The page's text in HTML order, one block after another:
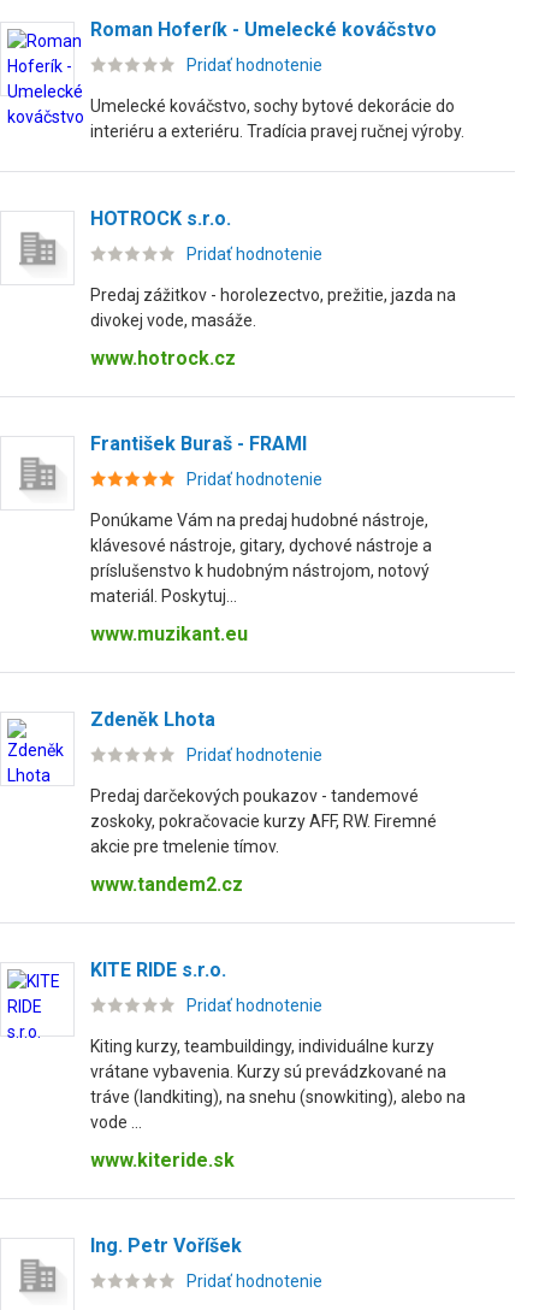
Roman Hoferík - Umelecké kováčstvo
Pridať hodnotenie
Umelecké kováčstvo, sochy bytové dekorácie do
interiéru a exteriéru. Tradícia pravej ručnej výroby.
HOTROCK s.r.o.
Pridať hodnotenie
Predaj zážitkov - horolezectvo, prežitie, jazda na
divokej vode, masáže.
www.hotrock.cz
František Buraš - FRAMI
Pridať hodnotenie
Ponúkame Vám na predaj hudobné nástroje,
klávesové nástroje, gitary, dychové nástroje a
príslušenstvo k hudobným nástrojom, notový
materiál. Poskytuj...
www.muzikant.eu
Zdeněk Lhota
Pridať hodnotenie
Predaj darčekových poukazov - tandemové
zoskoky, pokračovacie kurzy AFF, RW. Firemné
akcie pre tmelenie tímov.
www.tandem2.cz
KITE RIDE s.r.o.
Pridať hodnotenie
Kiting kurzy, teambuildingy, individuálne kurzy
vrátane vybavenia. Kurzy sú prevádzkované na
tráve (landkiting), na snehu (snowkiting), alebo na
vode ...
www.kiteride.sk
Ing. Petr Voříšek
Pridať hodnotenie